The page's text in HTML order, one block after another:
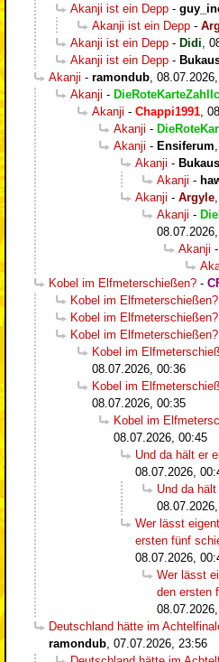
Akanji ist ein Depp -
Akanji ist ein Depp -
Akanji ist ein Depp - Didi,
Akanji ist ein Depp -
Akanji - ramondub,
Akanji -
Akanji - Chappi1991,
Akanji -
Akanji - Ensiferum,
Akanji -
Akanji -
Akanji - Argyle,
Akanji -
Akanji -
Kobel im Elfmeterschießen? -
Kobel im Elfmeterschießen?
Kobel im Elfmeterschießen?
Kobel im Elfmeterschießen?
Kobel im
08.07.2026, 00:36
Kobel im
08.07.2026, 00:35
Kobel im
08.07.2026, 00:45
Und da hält er
08.07.2026,
Und da
Wer lässt
ersten fünf
08.07.2026,
Wer lässt
den ersten
Deutschland hätte im
ramondub, 07.07.2026, 23:56